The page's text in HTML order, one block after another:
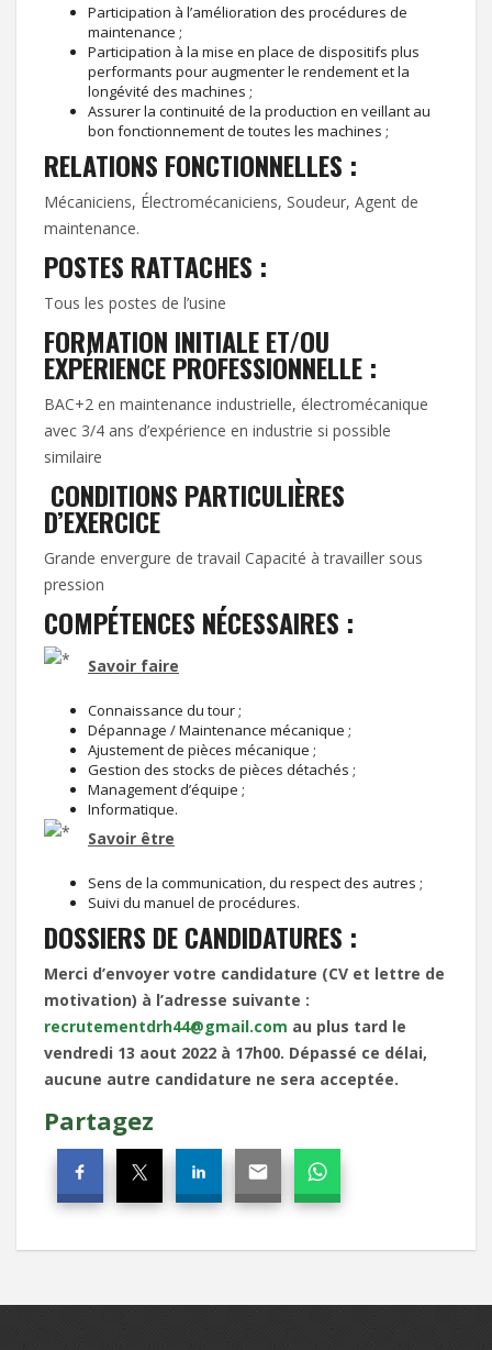
Participation à l’amélioration des procédures de
maintenance ;
Participation à la mise en place de dispositifs plus
performants pour augmenter le rendement et la
longévité des machines ;
Assurer la continuité de la production en veillant au
bon fonctionnement de toutes les machines ;
RELATIONS FONCTIONNELLES :
Mécaniciens, Électromécaniciens, Soudeur, Agent de
maintenance.
POSTES RATTACHES :
Tous les postes de l’usine
FORMATION INITIALE ET/OU
EXPÉRIENCE PROFESSIONNELLE :
BAC+2 en maintenance industrielle, électromécanique
avec 3/4 ans d’expérience en industrie si possible
similaire
CONDITIONS PARTICULIÈRES
D’EXERCICE
Grande envergure de travail Capacité à travailler sous
pression
COMPÉTENCES NÉCESSAIRES :
Savoir faire
Connaissance du tour ;
Dépannage / Maintenance mécanique ;
Ajustement de pièces mécanique ;
Gestion des stocks de pièces détachés ;
Management d’équipe ;
Informatique.
Savoir être
Sens de la communication, du respect des autres ;
Suivi du manuel de procédures.
DOSSIERS DE CANDIDATURES :
Merci d’envoyer votre candidature (CV et lettre de
motivation) à l’adresse suivante :
recrutementdrh44@gmail.com au plus tard le
vendredi 13 aout 2022 à 17h00. Dépassé ce délai,
aucune autre candidature ne sera acceptée.
Partagez